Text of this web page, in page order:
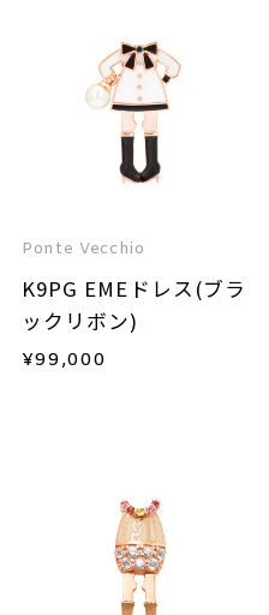
Ponte Vecchio
K9PG EMEドレス(ブラ
ックリボン)
¥99,000